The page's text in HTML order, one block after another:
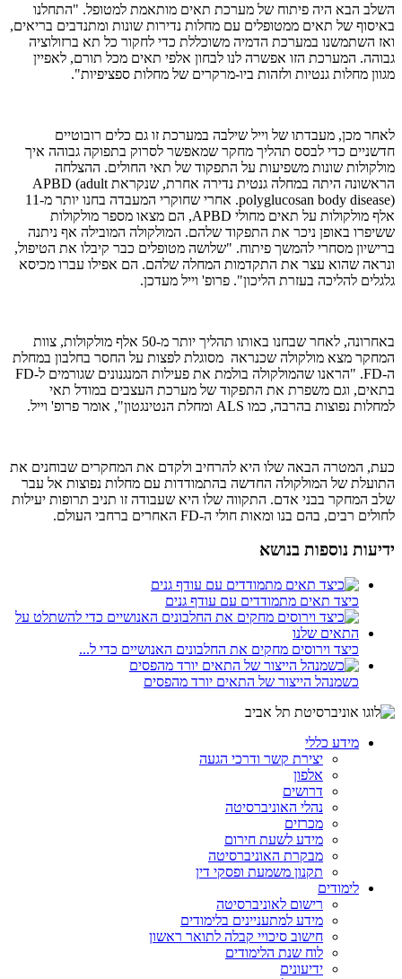
השלב הבא היה פיתוח של מערכת תאים מותאמת למטופל. "התחלנו
באיסוף של תאים ממטופלים עם מחלות נדירות שונות ומתנדבים בריאים,
ואז השתמשנו במערכת הדמיה משוכללת כדי לחקור כל תא ברזולוציה
גבוהה. המערכת הזו אפשרה לנו לבחון אלפי תאים מכל תורם, לאפיין
מגוון מחלות גנטיות ולזהות ביו-מרקרים של מחלות ספציפיות".
לאחר מכן, מעבדתו של וייל שילבה במערכת זו גם כלים רובוטיים
חדשניים כדי לבסס תהליך מחקר שמאפשר לסרוק בתפוקה גבוהה איך
מולקולות שונות משפיעות על התפקוד של תאי החולים. ההצלחה
הראשונה היתה במחלה גנטית נדירה אחרת, שנקראת APBD (adult
polyglucosan body disease). אחרי שחוקרי המעבדה בחנו יותר מ-11
אלף מולקולות על תאים מחולי APBD, הם מצאו מספר מולקולות
ששיפרו באופן ניכר את התפקוד שלהם. המולקולה המובילה אף ניתנה
ברישיון מסחרי להמשך פיתוח. "שלושה מטופלים כבר קיבלו את הטיפול,
ונראה שהוא עצר את התקדמות המחלה שלהם. הם אפילו עברו מכיסא
גלגלים להליכה בעזרת הליכון". פרופ' וייל מעדכן.
באחרונה, לאחר שבחנו באותו תהליך יותר מ-50 אלף מולקולות, צוות
המחקר מצא מולקולה שכנראה מסוגלת לפצות על החסר בחלבון במחלת
ה-FD. "הראנו שהמולקולה בולמת את פעילות המנגנונים שגורמים ל-FD
בתאים, וגם משפרת את התפקוד של מערכת העצבים במודל תאי
למחלות נפוצות בהרבה, כמו ALS ומחלת הנטינגטון", אומר פרופ' וייל.
כעת, המטרה הבאה שלו היא להרחיב ולקדם את המחקרים שבוחנים את
התועלת של המולקולה החדשה בהתמודדות עם מחלות נפוצות אל עבר
שלב המחקר בבני אדם. התקווה שלו היא שעבודה זו תניב תרופות יעילות
לחולים רבים, בהם בנו ומאות חולי ה-FD האחרים ברחבי העולם.
ידיעות נוספות בנושא
כיצד תאים מתמודדים עם עודף גנים
כיצד וירוסים מחקים את החלבונים האנושיים כדי ל...
כשמנהל הייצור של התאים יורד מהפסים
מידע כללי
יצירת קשר ודרכי הגעה
אלפון
דרושים
נהלי האוניברסיטה
מכרזים
מידע לשעת חירום
מבקרת האוניברסיטה
תקנון משמעת ופסקי דין
לימודים
רישום לאוניברסיטה
מידע למתעניינים בלימודים
חישוב סיכויי קבלה לתואר ראשון
לוח שנת הלימודים
ידיעונים